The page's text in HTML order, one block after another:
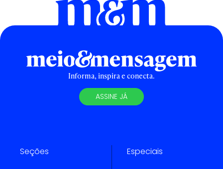
Informa, inspira e conecta.
ASSINE JÁ
Seções Especiais